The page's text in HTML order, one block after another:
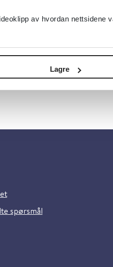
av hvordan nettsidene
Lagre
spørsmål